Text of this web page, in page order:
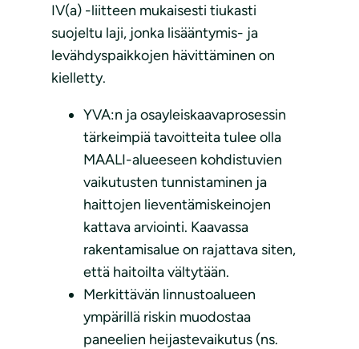
IV(a) -liitteen mukaisesti tiukasti
suojeltu laji, jonka lisääntymis- ja
levähdyspaikkojen hävittäminen on
kielletty.
YVA:n ja osayleiskaavaprosessin
tärkeimpiä tavoitteita tulee olla
MAALI-alueeseen kohdistuvien
vaikutusten tunnistaminen ja
haittojen lieventämiskeinojen
kattava arviointi. Kaavassa
rakentamisalue on rajattava siten,
että haitoilta vältytään.
Merkittävän linnustoalueen
ympärillä riskin muodostaa
paneelien heijastevaikutus (ns.